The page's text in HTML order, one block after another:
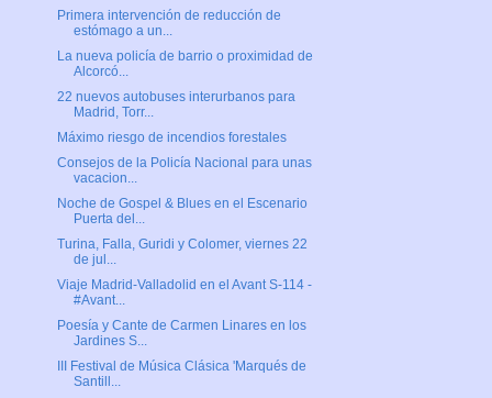
Primera intervención de reducción de
estómago a un...
La nueva policía de barrio o proximidad de
Alcorcó...
22 nuevos autobuses interurbanos para
Madrid, Torr...
Máximo riesgo de incendios forestales
Consejos de la Policía Nacional para unas
vacacion...
Noche de Gospel & Blues en el Escenario
Puerta del...
Turina, Falla, Guridi y Colomer, viernes 22
de jul...
Viaje Madrid-Valladolid en el Avant S-114 -
#Avant...
Poesía y Cante de Carmen Linares en los
Jardines S...
III Festival de Música Clásica 'Marqués de
Santill...